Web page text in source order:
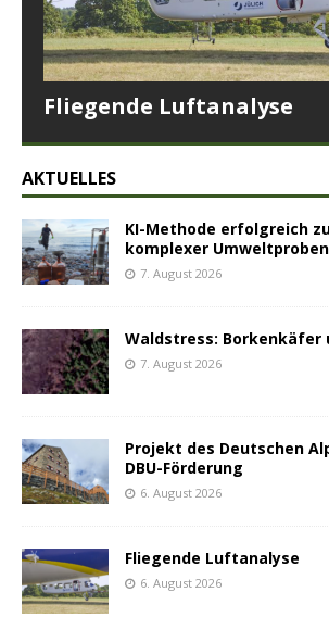
Fliegende Luftanalyse
AKTUELLES
KI-Methode erfolgreich
komplexer
7. August 2026
Waldstress: Borkenkäfer
7. August 2026
Projekt des Deutschen
DBU-Förderung
6. August 2026
Fliegende Luftanalyse
6. August 2026